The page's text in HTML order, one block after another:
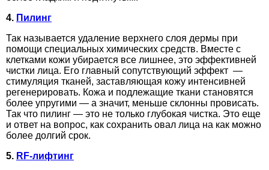
4. Пилинг
Так называется удаление верхнего слоя дермы при
помощи специальных химических средств. Вместе с
клетками кожи убирается все лишнее, это эффективней
чистки лица. Его главный сопутствующий эффект —
стимуляция тканей, заставляющая кожу интенсивней
регенерировать. Кожа и подлежащие ткани становятся
более упругими — а значит, меньше склонны провисать.
Так что пилинг — это не только глубокая чистка. Это еще
и ответ на вопрос, как сохранить овал лица на как можно
более долгий срок.
5. RF-лифтинг